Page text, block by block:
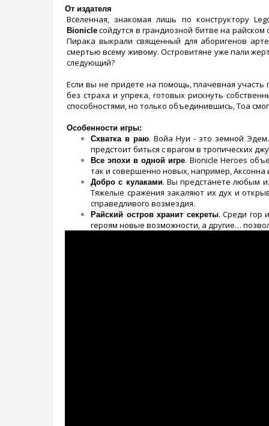
От издателя
Вселенная, знакомая лишь по конструктору
Bionicle сойдутся в грандиозной битве на
Пирака выкрали священный для аборигенов
смертью всему живому. Островитяне уже пали
следующий?
Если вы не придете на помощь, плачевная
без страха и упрека, готовых рискнуть
способностями, но только объединившись, Тоа
Особенности игры:
Схватка в раю. Войа Нуи - это земной
предстоит биться с врагом в тропических
Все эпохи в одной игре. Bionicle Heroes
так и совершенно новых, например, Аксонна
Добро с кулаками. Вы предстанете любым
Тяжелые сражения закаляют их дух и
справедливого возмездия.
Райский остров хранит секреты. Среди гор
героям новые возможности, а другие…